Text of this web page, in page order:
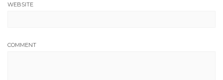
WEBSITE
COMMENT